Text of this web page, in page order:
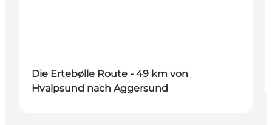
Die Ertebølle Route - 49 km von
Hvalpsund nach Aggersund